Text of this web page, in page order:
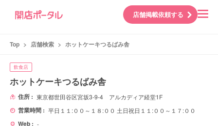
店舗掲載依頼する
Top > 店舗検索 > ホットケーキつるばみ舎
飲食店
ホットケーキつるばみ舎
住所 : 東京都世田谷区宮坂3-9-4 アルカディア経堂1F
営業時間 : 平日１１:００～１８:００ 土日祝日１１:００～１７:００
Web : -